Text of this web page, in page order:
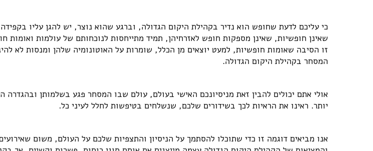
כי עליכם לדעת שחופש הוא נדיר בקהילת היקום הגדולה, וברגע שהוא נוצר, יש להגן עליו בקפידה
שאינן חופשיות, שאינן מספקות חופש לאזרחיהן, תמיד מתייחסות לנוכחותם של עולמות ואומות
זו הסיבה שאומות חופשיות, למעט יוצאים מן הכלל, שומרות על האוטונומיה שלהן ומנסות לא
המסחר בקהילת היקום הגדולה.
אולי אתם יכולים להבין זאת מניסיונכם האישי בעולם, עולם שבו המסחר פגע בשלמותן ובהגדרה
יותר. ראינו את הראיות לכך בשידורים שלכם, שנשלחים בטיפשות לחלל לעיני כל.
אנו מביאים דוגמה זו כדי שתוכלו להסתמך על הניסיון והתצפיות שלכם על העולם, משום